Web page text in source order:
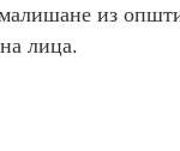
из
лица.